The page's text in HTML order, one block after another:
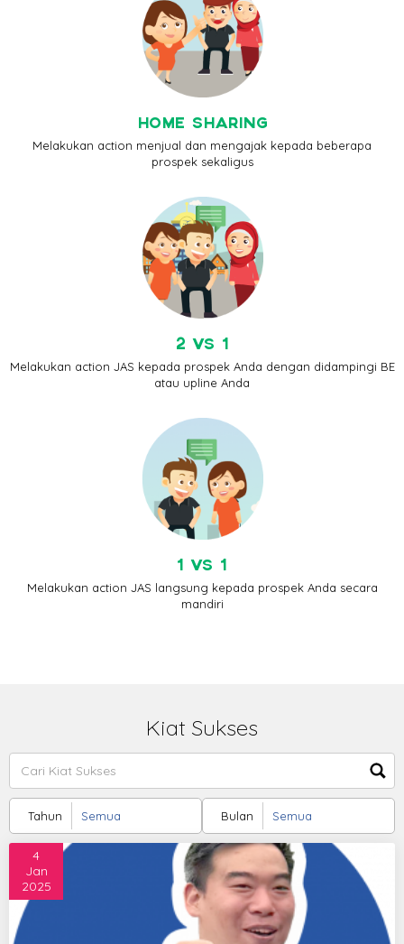
HOME SHARING
Melakukan action menjual dan mengajak kepada beberapa
prospek sekaligus
2 VS 1
Melakukan action JAS kepada prospek Anda dengan didampingi BE
atau upline Anda
1 VS 1
Melakukan action JAS langsung kepada prospek Anda secara
mandiri
Kiat Sukses
Bulan
Tahun
4
Jan
2025